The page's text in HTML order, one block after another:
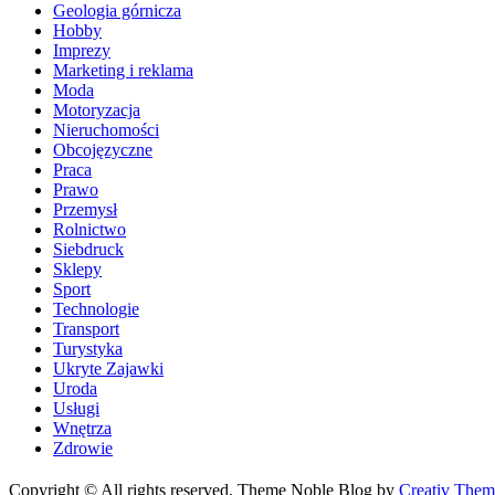
Geologia górnicza
Hobby
Imprezy
Marketing i reklama
Moda
Motoryzacja
Nieruchomości
Obcojęzyczne
Praca
Prawo
Przemysł
Rolnictwo
Siebdruck
Sklepy
Sport
Technologie
Transport
Turystyka
Ukryte Zajawki
Uroda
Usługi
Wnętrza
Zdrowie
Copyright © All rights reserved. Theme Noble Blog by Creativ